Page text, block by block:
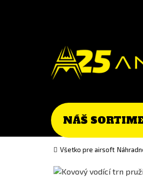
version
NÁŠ
Všetko pre airsoft